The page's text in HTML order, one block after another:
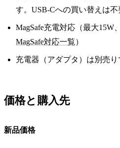
す。USB-Cへの買い替えは不
MagSafe充電対応（最大15W
MagSafe対応一覧）
充電器（アダプタ）は別売り
価格と購入先
新品価格